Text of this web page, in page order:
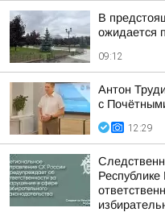
В
ожидается
09:12
Антон
с
12:29